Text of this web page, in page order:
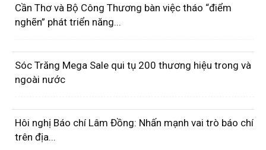
Cần Thơ và Bộ Công Thương bàn việc tháo “điểm
nghẽn” phát triển năng...
Sóc Trăng Mega Sale qui tụ 200 thương hiệu trong và
ngoài nước
Hôi nghị Báo chí Lâm Đồng: Nhấn mạnh vai trò báo chí
trên địa...